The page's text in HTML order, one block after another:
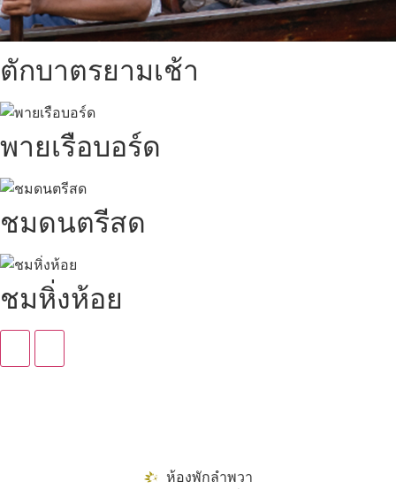
ตักบาตรยามเช้า
พายเรือบอร์ด
ชมดนตรีสด
ชมหิ่งห้อย
ห้องพักลำพวา